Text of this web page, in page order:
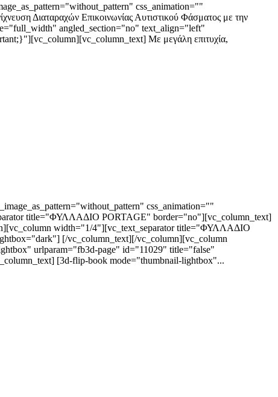
css_animation=""
Διαταραχών Επικοινωνίας Αυτιστικού Φάσματος με την
angled_section="no" text_align="left"
Με μεγάλη επιτυχία,
css_animation=""
title="ΦΥΛΛΑΔΙΟ PORTAGE" border="no"][vc_column_text]
width="1/4"][vc_text_separator title="ΦΥΛΛΑΔΙΟ
[/vc_column_text][/vc_column][vc_column
urlparam="fb3d-page" id="11029" title="false"
[3d-flip-book mode="thumbnail-lightbox"...